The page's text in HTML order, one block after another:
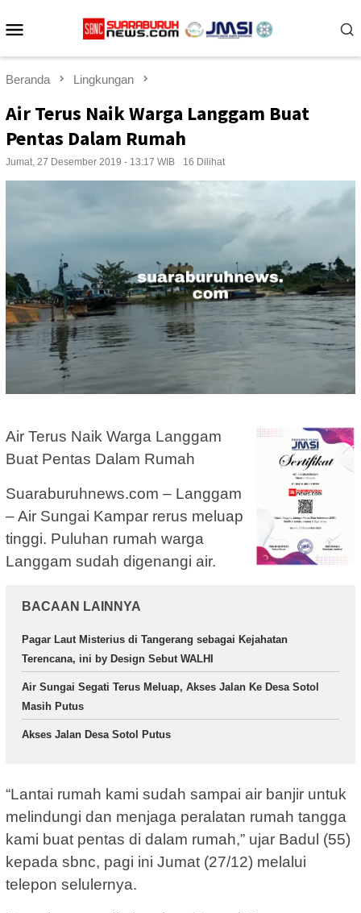
ke
Beranda Lingkungan
Air Terus Naik Warga Langgam Buat
Pentas Dalam Rumah
Jumat, 27 Desember 2019 - 13:17 WIB 16 Dilihat
Air Terus Naik Warga Langgam
Buat Pentas Dalam Rumah
Suaraburuhnews.com – Langgam
– Air Sungai Kampar rerus meluap
tinggi. Puluhan rumah warga
Langgam sudah digenangi air.
BACAAN LAINNYA
Pagar Laut Misterius di Tangerang sebagai Kejahatan
Terencana, ini by Design Sebut WALHI
Air Sungai Segati Terus Meluap, Akses Jalan Ke Desa Sotol
Masih Putus
Akses Jalan Desa Sotol Putus
“Lantai rumah kami sudah sampai air banjir untuk
melindungi dan menjaga peralatan rumah tangga
kami buat pentas di dalam rumah,” ujar Badul (55)
kepada sbnc, pagi ini Jumat (27/12) melalui
telepon selulernya.